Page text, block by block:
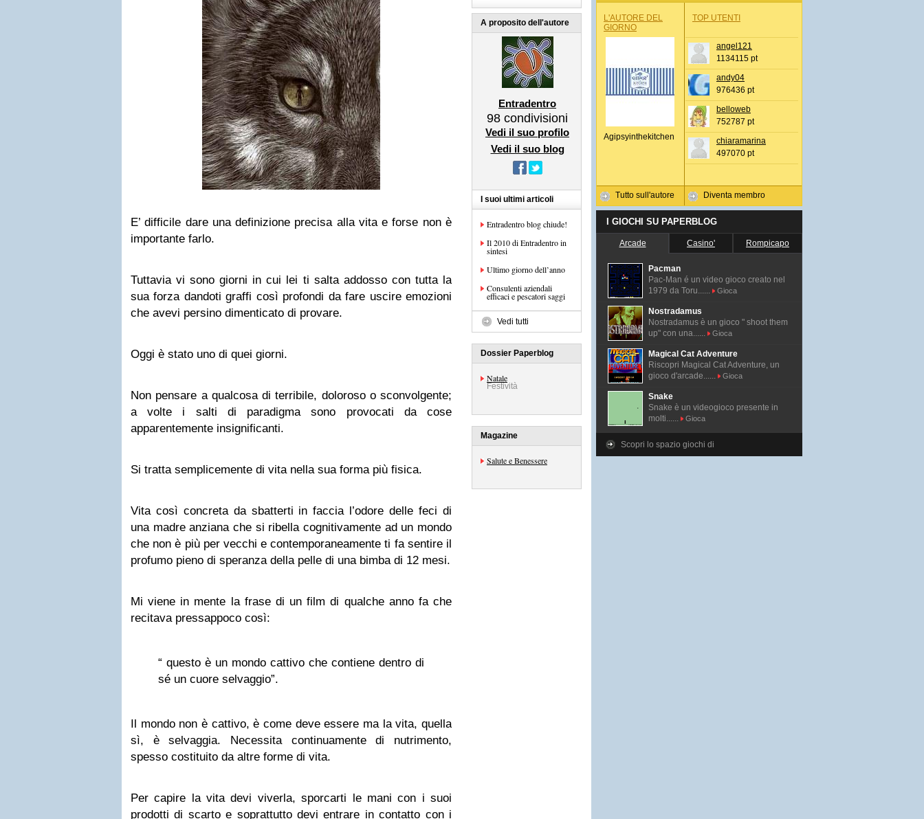
E’ difficile dare una definizione precisa alla vita e forse non è
importante farlo.
Tuttavia vi sono giorni in cui lei ti salta addosso con tutta la
sua forza dandoti graffi così profondi da fare uscire emozioni
che avevi persino dimenticato di provare.
Oggi è stato uno di quei giorni.
Non pensare a qualcosa di terribile, doloroso o sconvolgente;
a volte i salti di paradigma sono provocati da cose
apparentemente insignificanti.
Si tratta semplicemente di vita nella sua forma più fisica.
Vita così concreta da sbatterti in faccia l’odore delle feci di
una madre anziana che si ribella cognitivamente ad un mondo
che non è più per vecchi e contemporaneamente ti fa sentire il
profumo pieno di speranza della pelle di una bimba di 12 mesi.
Mi viene in mente la frase di un film di qualche anno fa che
recitava pressappoco così:
“ questo è un mondo cattivo che contiene dentro di
sé un cuore selvaggio”.
Il mondo non è cattivo, è come deve essere ma la vita, quella
sì, è selvaggia. Necessita continuamente di nutrimento,
spesso costituito da altre forme di vita.
Per capire la vita devi viverla, sporcarti le mani con i suoi
prodotti di scarto e soprattutto devi entrare in contatto con i
A proposito dell'autore
Entradentro
98 condivisioni
Vedi il suo profilo
Vedi il suo blog
I suoi ultimi articoli
Entradentro blog chiude!
Il 2010 di Entradentro in
sintesi
Ultimo giorno dell’anno
Consulenti aziendali
efficaci e pescatori saggi
Vedi tutti
Dossier Paperblog
Natale
Festività
Magazine
Salute e Benessere
L'AUTORE DEL
GIORNO
Agipsyinthekitchen
Tutto sull'autore
TOP UTENTI
angel121
1134115 pt
andy04
976436 pt
belloweb
752787 pt
chiaramarina
497070 pt
Diventa membro
I GIOCHI SU PAPERBLOG
Arcade Casino' Rompicapo
Pacman
Pac-Man é un video gioco creato nel
1979 da Toru......
Gioca
Nostradamus
Nostradamus è un gioco " shoot them
up" con una......
Gioca
Magical Cat Adventure
Riscopri Magical Cat Adventure, un
gioco d'arcade......
Gioca
Snake
Snake è un videogioco presente in
molti......
Gioca
Scopri lo spazio giochi di